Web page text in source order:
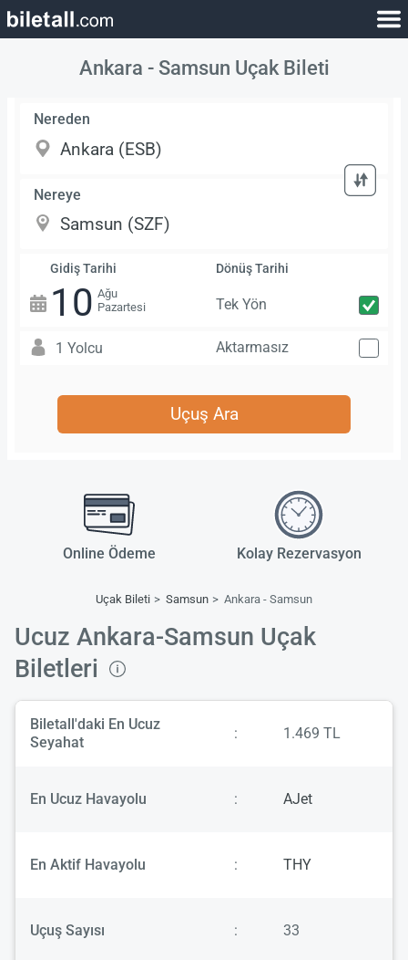
Ankara - Samsun Uçak Bileti
Nereden
Nereye
Gidiş Tarihi
10 Ağu
Pazartesi
Dönüş Tarihi
Tek Yön
1 Yolcu Aktarmasız
Uçuş Ara
Online Ödeme Kolay Rezervasyon
Uçak Bileti Samsun Ankara - Samsun
Ucuz Ankara-Samsun Uçak
Biletleri
Biletall'daki En Ucuz
Seyahat
: 1.469 TL
En Ucuz Havayolu : AJet
En Aktif Havayolu : THY
Uçuş Sayısı : 33